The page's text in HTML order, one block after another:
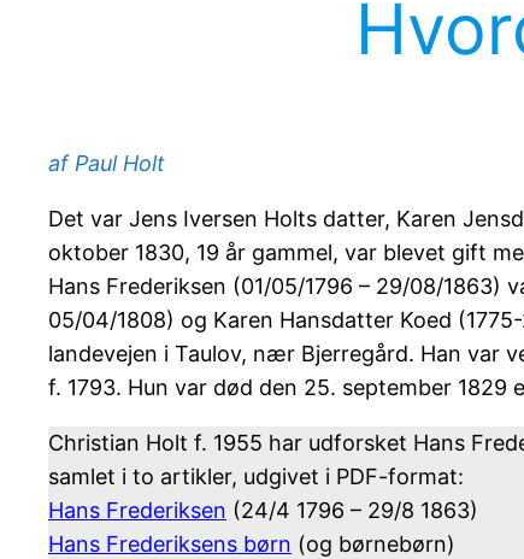
af Paul Holt
Det var Jens Iversen Holts datter, Karen
oktober 1830, 19 år gammel, var blevet gift
Hans Frederiksen (01/05/1796 – 29/08/1863)
05/04/1808) og Karen Hansdatter Koed
landevejen i Taulov, nær Bjerregård. Han var
f. 1793. Hun var død den 25. september
Christian Holt f. 1955 har udforsket Hans
samlet i to artikler, udgivet i PDF-format:
Hans Frederiksen (24/4 1796 – 29/8 1863)
Hans Frederiksens børn (og børnebørn)